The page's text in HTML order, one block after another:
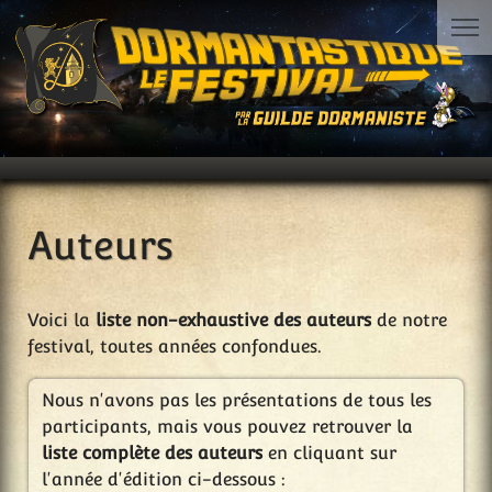
Auteurs
Voici la liste non-exhaustive des auteursde notre
festival, toutes années confondues.
Nous n'avons pas les présentations de tous les
participants, mais vous pouvez retrouver la
liste complète des auteursen cliquant sur
l'année d'édition ci-dessous :